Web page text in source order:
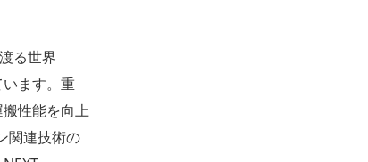
る世界
ます。重
性能を向上
関連技術の